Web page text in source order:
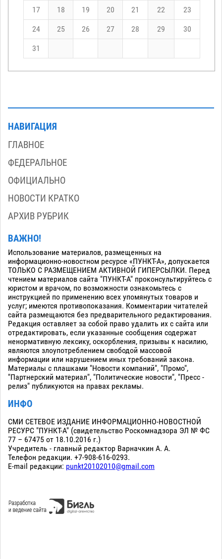
17 18 19 20 21 22 23
24 25 26 27 28 29 30
31
НАВИГАЦИЯ
ГЛАВНОЕ
ФЕДЕРАЛЬНОЕ
ОФИЦИАЛЬНО
НОВОСТИ КРАТКО
АРХИВ РУБРИК
ВАЖНО!
Использование материалов, размещенных на
информационно-новостном ресурсе «ПУНКТ-А», допускается
ТОЛЬКО С РАЗМЕЩЕНИЕМ АКТИВНОЙ ГИПЕРСЫЛКИ. Перед
чтением материалов сайта "ПУНКТ-А" проконсультируйтесь с
юристом и врачом, по возможности ознакомьтесь с
инструкцией по применению всех упомянутых товаров и
услуг; имеются противопоказания. Комментарии читателей
сайта размещаются без предварительного редактирования.
Редакция оставляет за собой право удалить их с сайта или
отредактировать, если указанные сообщения содержат
ненормативную лексику, оскорбления, призывы к насилию,
являются злоупотреблением свободой массовой
информации или нарушением иных требований закона.
Материалы с плашками "Новости компаний", "Промо",
"Партнерский материал", "Политические новости", "Пресс -
релиз" публикуются на правах рекламы.
ИНФО
СМИ СЕТЕВОЕ ИЗДАНИЕ ИНФОРМАЦИОННО-НОВОСТНОЙ
РЕСУРС "ПУНКТ-А" (свидетельство Роскомнадзора ЭЛ № ФС
77 – 67475 от 18.10.2016 г.)
Учредитель - главный редактор Варначкин А. А.
Телефон редакции. +7-908-616-0293.
E-mail редакции: punkt20102010@gmail.com